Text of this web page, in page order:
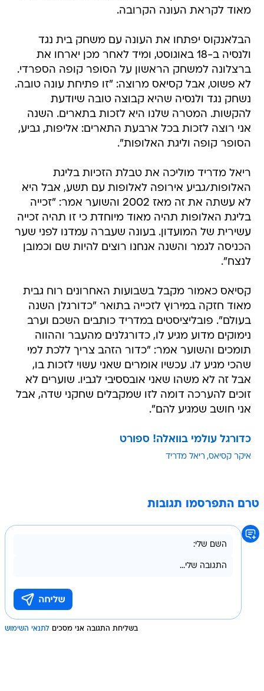
מאוד לקראת העונה הקרובה.
הבלאנקוס יפתחו את העונה עם משחק בית נגד
ולנסיה ב-18 באוגוסט, ומיד לאחר מכן יארחו את
ברצלונה למשחק הראשון על הסופר קופה הספרדי.
לא פשוט, אבל קסיאס מרוצה: "זו פתיחת עונה טובה.
נשחק נגד ולנסיה שהיא קבוצה טובה שיודעת
להקשות. המטרה שלנו היא לזכות בתארים. השנה
אני רוצה לזכות בכל ארבעת התארים: אליפות, גביע,
הסופר קופה וליגת האלופות".
ריאל מדריד מוליכה את טבלת הזכיות בליגת
האלופות/גביע אירופה לאלופות עם תשע, אבל היא
לא עשתה את זה מאז 2002 והשוער אמר: "זכייה
בליגת האלופות תהיה מאוד מיוחדת כי זו תהיה זכייה
עשירית של המועדון. בעונה שעברה עמדנו לפני שער
הכניסה לגמר והשנה אנחנו רוצים להיות שם וכמובן
לנצח".
קסיאס כאמור מקבל בשבועות האחרונים רוח גבית
מאוד חזקה במירוץ לזכייה בתואר "כדורגלן השנה
בעולם". פובליציסטים במדריד כותבים השכם וערב
נימוקים מדוע מגיע לו, כדורגלנים מהעבר וההווה
תומכים והשוער אמר: "כדור הזהב צריך ללכת למי
שהכי מגיע לו. עכשיו אומרים שאני עשוי לזכות בו,
אבל זה לא משהו שאני אובססיבי לגביו. שוערים לא
זוכים להערכה דומה לזו שמקבלים שחקני שדה, אבל
אני חושב שמגיע להם".
כדורגל עולמי בוואלה! ספורט
איקר קסיאס ריאל מדריד
טרם התפרסמו תגובות
בשליחת התגובה אני מסכים לתנאי השימוש